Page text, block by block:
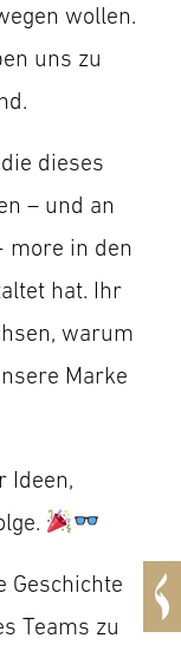
wollen.
uns zu
dieses
– und an
more in den
hat. Ihr
warum
Marke
Ideen,
Geschichte
Teams zu